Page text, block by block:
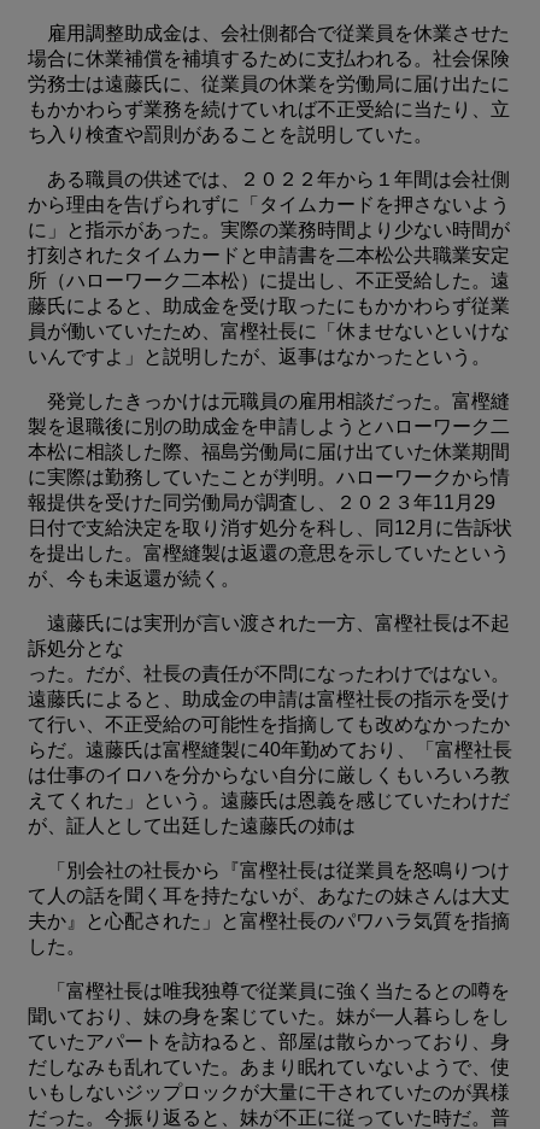
雇用調整助成金は、会社側都合で従業員を休業させた
場合に休業補償を補填するために支払われる。社会保険
労務士は遠藤氏に、従業員の休業を労働局に届け出たに
もかかわらず業務を続けていれば不正受給に当たり、立
ち入り検査や罰則があることを説明していた。
ある職員の供述では、２０２２年から１年間は会社側
から理由を告げられずに「タイムカードを押さないよう
に」と指示があった。実際の業務時間より少ない時間が
打刻されたタイムカードと申請書を二本松公共職業安定
所（ハローワーク二本松）に提出し、不正受給した。遠
藤氏によると、助成金を受け取ったにもかかわらず従業
員が働いていたため、富樫社長に「休ませないといけな
いんですよ」と説明したが、返事はなかったという。
発覚したきっかけは元職員の雇用相談だった。富樫縫
製を退職後に別の助成金を申請しようとハローワーク二
本松に相談した際、福島労働局に届け出ていた休業期間
に実際は勤務していたことが判明。ハローワークから情
報提供を受けた同労働局が調査し、２０２３年11月29
日付で支給決定を取り消す処分を科し、同12月に告訴状
を提出した。富樫縫製は返還の意思を示していたという
が、今も未返還が続く。
遠藤氏には実刑が言い渡された一方、富樫社長は不起
訴処分とな
った。だが、社長の責任が不問になったわけではない。
遠藤氏によると、助成金の申請は富樫社長の指示を受け
て行い、不正受給の可能性を指摘しても改めなかったか
らだ。遠藤氏は富樫縫製に40年勤めており、「富樫社長
は仕事のイロハを分からない自分に厳しくもいろいろ教
えてくれた」という。遠藤氏は恩義を感じていたわけだ
が、証人として出廷した遠藤氏の姉は
「別会社の社長から『富樫社長は従業員を怒鳴りつけ
て人の話を聞く耳を持たないが、あなたの妹さんは大丈
夫か』と心配された」と富樫社長のパワハラ気質を指摘
した。
「富樫社長は唯我独尊で従業員に強く当たるとの噂を
聞いており、妹の身を案じていた。妹が一人暮らしをし
ていたアパートを訪ねると、部屋は散らかっており、身
だしなみも乱れていた。あまり眠れていないようで、使
いもしないジップロックが大量に干されていたのが異様
だった。今振り返ると、妹が不正に従っていた時だ。普